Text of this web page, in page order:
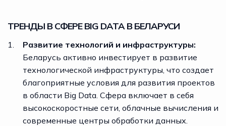
ТРЕНДЫ В СФЕРЕ BIG DATA В БЕЛАРУСИ
Развитие технологий и инфраструктуры:
Беларусь активно инвестирует в развитие
технологической инфраструктуры, что создает
благоприятные условия для развития проектов
в области Big Data. Сфера включает в себя
высокоскоростные сети, облачные вычисления и
современные центры обработки данных.